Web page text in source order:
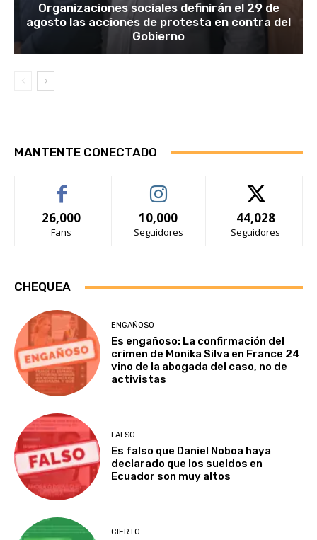
Organizaciones sociales definirán el 29 de
agosto las acciones de protesta en contra del
Gobierno
MANTENTE CONECTADO
26,000
Fans
10,000
Seguidores
44,028
Seguidores
CHEQUEA
ENGAÑOSO
Es engañoso: La confirmación del
crimen de Monika Silva en France 24
vino de la abogada del caso, no de
activistas
FALSO
Es falso que Daniel Noboa haya
declarado que los sueldos en
Ecuador son muy altos
CIERTO